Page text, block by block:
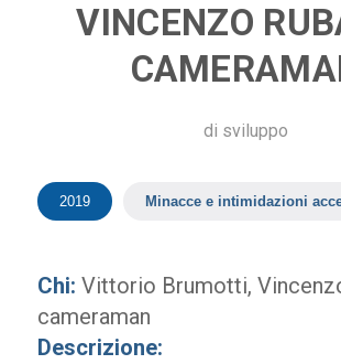
VINCENZO
di sviluppo
2019 Minacce e intimidazioni
Chi: Vittorio Brumotti,
cameraman
Descrizione: